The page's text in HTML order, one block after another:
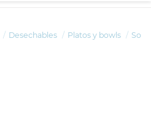
Desechables Platos y bowls